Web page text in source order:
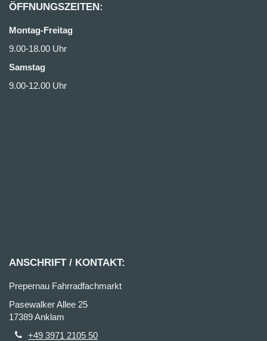
ÖFFNUNGSZEITEN:
Montag-Freitag
9.00-18.00 Uhr
Samstag
9.00-12.00 Uhr
ANSCHRIFT / KONTAKT:
Prepernau Fahrradfachmarkt
Pasewalker Allee 25
17389 Anklam
+49 3971 2105 50